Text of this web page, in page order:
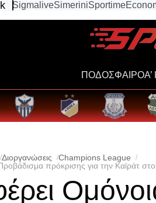
SigmaliveSimeriniSportime
ΠΟΔΟΣΦΑΙΡΟ
Διοργανώσεις
Champions League
πρόκρισης για την Καϊράτ